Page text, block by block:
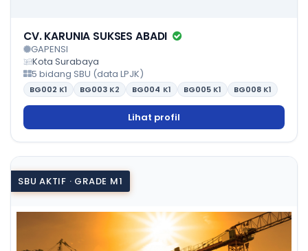
CV. KARUNIA SUKSES ABADI
GAPENSI
Kota Surabaya
5 bidang SBU (data LPJK)
BG002 K1 BG003 K2 BG004 K1 BG005 K1 BG008 K1
Lihat profil
SBU AKTIF · GRADE M1